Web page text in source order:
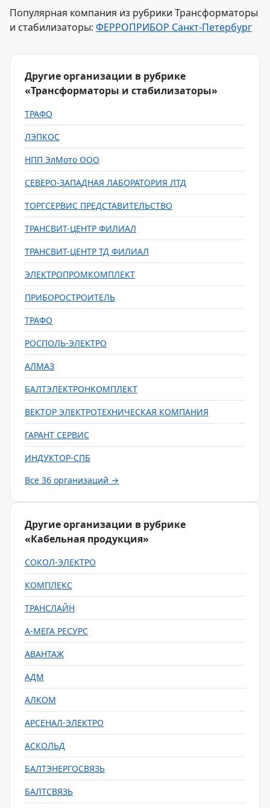
Популярная компания из рубрики Трансформаторы
и стабилизаторы: ФЕРРОПРИБОР Санкт-Петербург
Другие организации в рубрике
«Трансформаторы и стабилизаторы»
ТРАФО
ЛЭПКОС
НПП ЭлМото ООО
СЕВЕРО-ЗАПАДНАЯ ЛАБОРАТОРИЯ ЛТД
ТОРГСЕРВИС ПРЕДСТАВИТЕЛЬСТВО
ТРАНСВИТ-ЦЕНТР ФИЛИАЛ
ТРАНСВИТ-ЦЕНТР ТД ФИЛИАЛ
ЭЛЕКТРОПРОМКОМПЛЕКТ
ПРИБОРОСТРОИТЕЛЬ
ТРАФО
РОСПОЛЬ-ЭЛЕКТРО
АЛМАЗ
БАЛТЭЛЕКТРОНКОМПЛЕКТ
ВЕКТОР ЭЛЕКТРОТЕХНИЧЕСКАЯ КОМПАНИЯ
ГАРАНТ СЕРВИС
ИНДУКТОР-СПБ
Все 36 организаций →
Другие организации в рубрике
«Кабельная продукция»
СОКОЛ-ЭЛЕКТРО
КОМПЛЕКС
ТРАНСЛАЙН
А-МЕГА РЕСУРС
АВАНТАЖ
АДМ
АЛКОМ
АРСЕНАЛ-ЭЛЕКТРО
АСКОЛЬД
БАЛТЭНЕРГОСВЯЗЬ
БАЛТСВЯЗЬ